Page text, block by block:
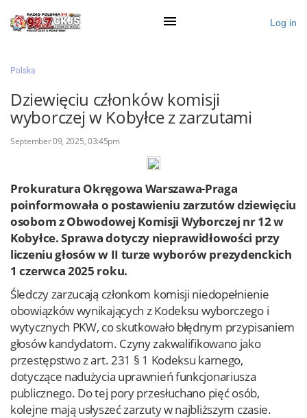
Ogłoś się
Działy
Zaloguj przez Clascal
×
Log in
Polska
Dziewięciu członków komisji
wyborczej w Kobyłce z zarzutami
September 09, 2025, 03:45pm
Prokuratura Okręgowa Warszawa-Praga
poinformowała o postawieniu zarzutów dziewięciu
osobom z Obwodowej Komisji Wyborczej nr 12 w
Kobyłce. Sprawa dotyczy nieprawidłowości przy
liczeniu głosów w II turze wyborów prezydenckich
1 czerwca 2025 roku.
Śledczy zarzucają członkom komisji niedopełnienie
obowiązków wynikających z Kodeksu wyborczego i
wytycznych PKW, co skutkowało błędnym przypisaniem
głosów kandydatom. Czyny zakwalifikowano jako
przestępstwo z art. 231 § 1 Kodeksu karnego,
dotyczące nadużycia uprawnień funkcjonariusza
publicznego. Do tej pory przesłuchano pięć osób,
kolejne mają usłyszeć zarzuty w najbliższym czasie.